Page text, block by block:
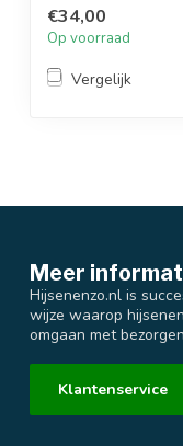
€34,00
Op voorraad
Vergelijk
Meer
Hijsenenzo.nl is
wijze waarop
omgaan met
Klantenservice